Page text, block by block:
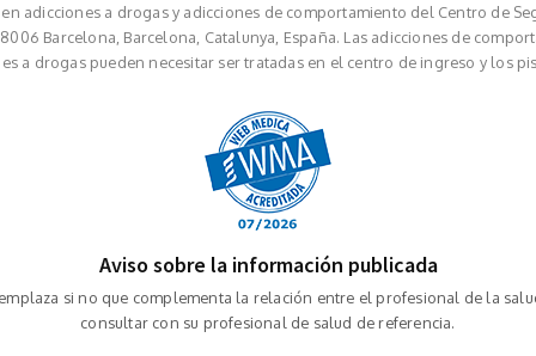
adicciones a drogas y adicciones de comportamiento del Centro de
Barcelona, Barcelona, Catalunya, España. Las adicciones de
a drogas pueden necesitar ser tratadas en el centro de ingreso y los
Aviso sobre la información publicada
si no que complementa la relación entre el profesional de la
consultar con su profesional de salud de referencia.